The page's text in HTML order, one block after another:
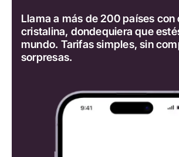
Llama a más de 200 países con
cristalina, dondequiera que
mundo. Tarifas simples, sin
sorpresas.